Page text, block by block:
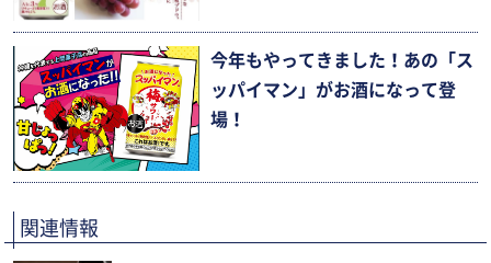
今年もやってきました！あの「ス
ッパイマン」がお酒になって登
場！
関連情報